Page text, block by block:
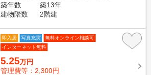
築年数
築13年
建物階数
2階建
即入居 写真充実
無料オンライン相談可
インターネット無料
5.25万円
管理費等：2,300円